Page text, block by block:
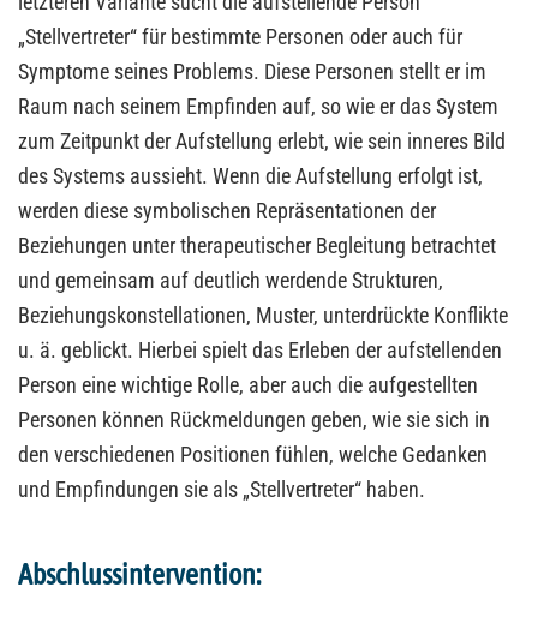
„Stellvertreter“ für bestimmte Personen oder auch für
Symptome seines Problems. Diese Personen stellt er im
Raum nach seinem Empfinden auf, so wie er das System
zum Zeitpunkt der Aufstellung erlebt, wie sein inneres Bild
des Systems aussieht. Wenn die Aufstellung erfolgt ist,
werden diese symbolischen Repräsentationen der
Beziehungen unter therapeutischer Begleitung betrachtet
und gemeinsam auf deutlich werdende Strukturen,
Beziehungskonstellationen, Muster, unterdrückte Konflikte
u. ä. geblickt. Hierbei spielt das Erleben der aufstellenden
Person eine wichtige Rolle, aber auch die aufgestellten
Personen können Rückmeldungen geben, wie sie sich in
den verschiedenen Positionen fühlen, welche Gedanken
und Empfindungen sie als „Stellvertreter“ haben.
Abschlussintervention: